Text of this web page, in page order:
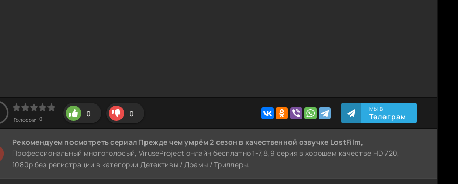
Голосов: 0
0 0 МЫ В
Телеграм
Рекомендуем посмотреть сериал Прежде чем умрём 2 сезон в качественной озвучке LostFilm,
Профессиональный многоголосый, ViruseProject онлайн бесплатно 1-7,8,9 серия в хорошем качестве HD 720,
1080p без регистрации в категории Детективы / Драмы / Триллеры.